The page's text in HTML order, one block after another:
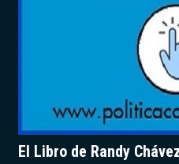
El Libro de Randy